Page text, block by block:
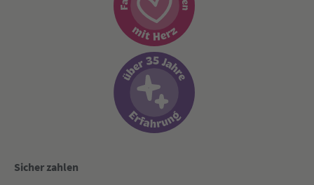
Sicher zahlen